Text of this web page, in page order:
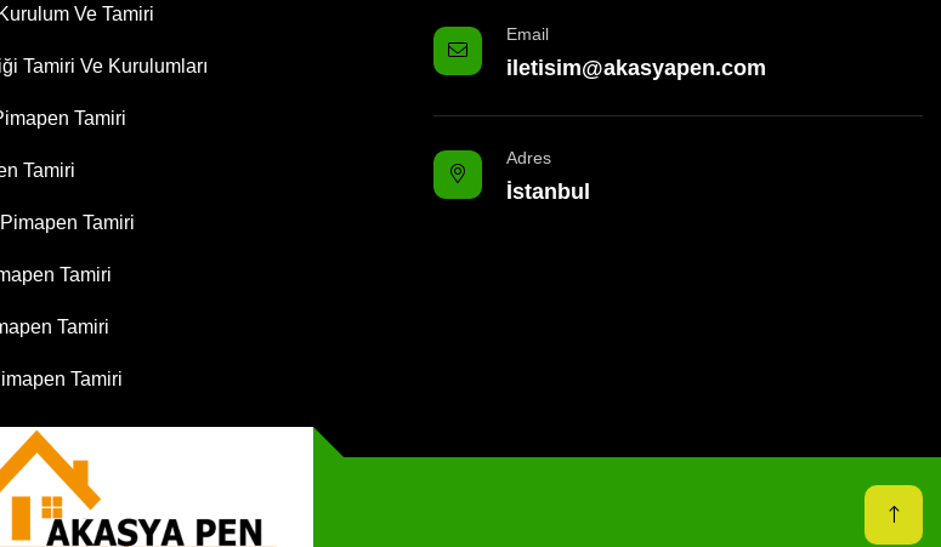
Ve Tamiri
Tamiri Ve Kurulumları
Tamiri
Tamiri
Tamiri
Tamiri
Tamiri
Tamiri
Email
iletisim@akasyapen.com
Adres
İstanbul